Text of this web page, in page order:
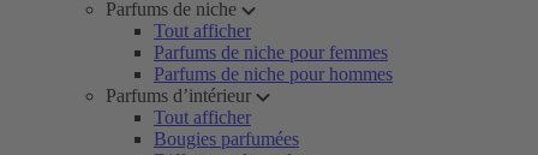
Parfums de niche
Tout afficher
Parfums de niche pour femmes
Parfums de niche pour hommes
Parfums d’intérieur
Tout afficher
Bougies parfumées